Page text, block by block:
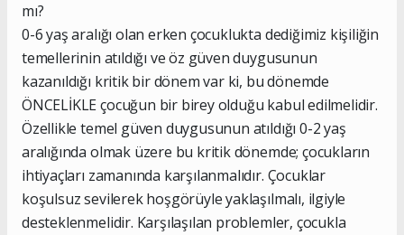
mı?
0-6 yaş aralığı olan erken çocuklukta dediğimiz kişiliğin
temellerinin atıldığı ve öz güven duygusunun
kazanıldığı kritik bir dönem var ki, bu dönemde
ÖNCELİKLE çocuğun bir birey olduğu kabul edilmelidir.
Özellikle temel güven duygusunun atıldığı 0-2 yaş
aralığında olmak üzere bu kritik dönemde; çocukların
ihtiyaçları zamanında karşılanmalıdır. Çocuklar
koşulsuz sevilerek hoşgörüyle yaklaşılmalı, ilgiyle
desteklenmelidir. Karşılaşılan problemler, çocukla